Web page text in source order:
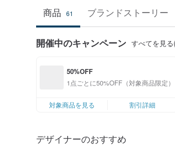
商品 61 ブランドストーリー
開催中のキャンペーン すべてを見
50%OFF
1点ごとに50%OFF（対象商品限定）
対象商品を見る 割引詳細
デザイナーのおすすめ